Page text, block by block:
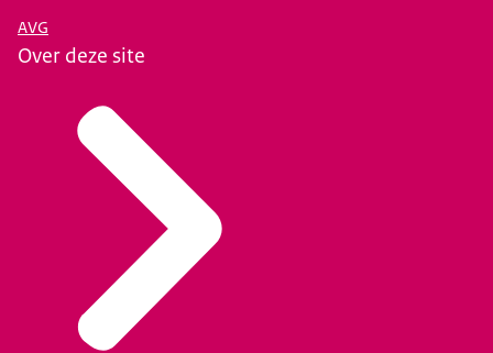
AVG
Over deze site